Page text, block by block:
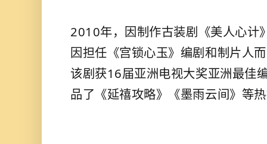
2010年，因制作古装剧《美人心计
因担任《宫锁心玉》编剧和制片人
该剧获16届亚洲电视大奖亚洲最佳
品了《延禧攻略》 《墨雨云间》等